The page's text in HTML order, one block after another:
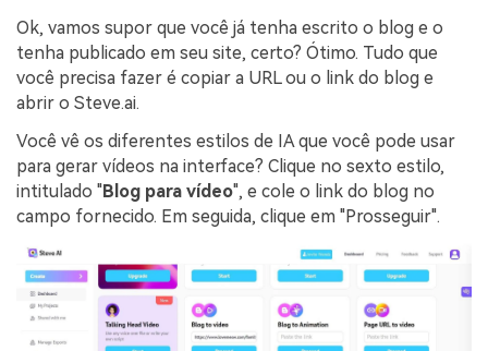
Ok, vamos supor que você já tenha escrito o blog e o
tenha publicado em seu site, certo? Ótimo. Tudo que
você precisa fazer é copiar a URL ou o link do blog e
abrir o Steve.ai.
Você vê os diferentes estilos de IA que você pode usar
para gerar vídeos na interface? Clique no sexto estilo,
intitulado "Blog para vídeo", e cole o link do blog no
campo fornecido. Em seguida, clique em "Prosseguir".